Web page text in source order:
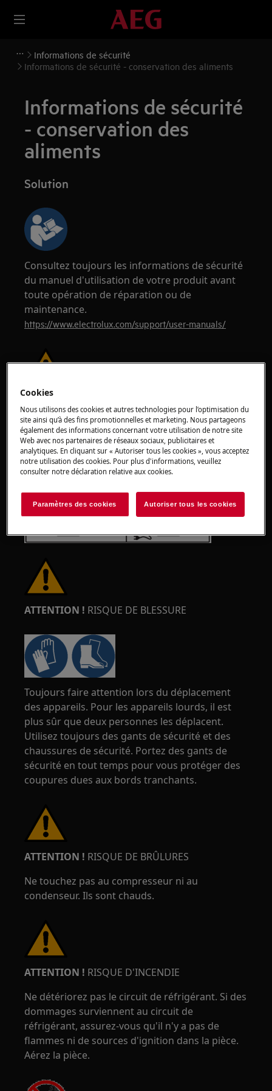
Informations de sécurité
Informations de sécurité - conservation des aliments
Informations de sécurité
- conservation des
aliments
Solution
Consultez toujours les informations de sécurité
du manuel d'utilisation de votre produit avant
toute opération de réparation ou de
maintenance.
https://www.electrolux.com/support/user-manuals/
Avant toute opération de réparation ou
d'entretien, désactivez l'appareil et débranchez
la prise principale de la prise murale.
ATTENTION ! RISQUE DE BLESSURE
Toujours faire attention lors du déplacement
des appareils. Pour les appareils lourds, il est
plus sûr que deux personnes les déplacent.
Utilisez toujours des gants de sécurité et des
chaussures de sécurité. Portez des gants de
sécurité en tout temps pour vous protéger des
coupures dues aux bords tranchants.
ATTENTION ! RISQUE DE BRÛLURES
Ne touchez pas au compresseur ni au
condenseur. Ils sont chauds.
ATTENTION ! RISQUE D'INCENDIE
Ne détériorez pas le circuit de réfrigérant. Si des
dommages surviennent au circuit de
réfrigérant, assurez-vous qu'il n'y a pas de
flammes ni de sources d'ignition dans la pièce.
Aérez la pièce.
Cookies
Nous utilisons des cookies et autres technologies pour l’optimisation du
site ainsi qu’à des fins promotionnelles et marketing. Nous partageons
également des informations concernant votre utilisation de notre site
Web avec nos partenaires de réseaux sociaux, publicitaires et
analytiques. En cliquant sur « Autoriser tous les cookies », vous acceptez
notre utilisation des cookies. Pour plus d'informations, veuillez
consulter notre déclaration relative aux cookies.
Paramètres des cookies Autoriser tous les cookies